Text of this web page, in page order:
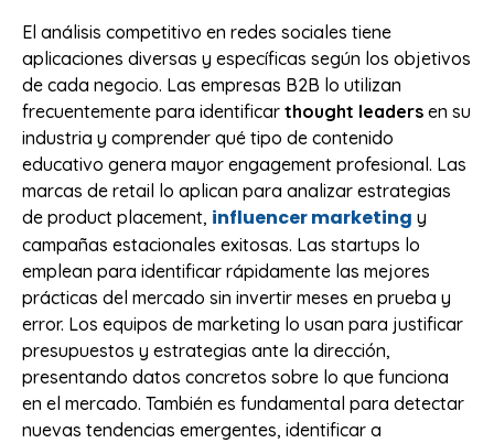
El análisis competitivo en redes sociales tiene
aplicaciones diversas y específicas según los objetivos
de cada negocio. Las empresas B2B lo utilizan
frecuentemente para identificar thought leaders en su
industria y comprender qué tipo de contenido
educativo genera mayor engagement profesional. Las
marcas de retail lo aplican para analizar estrategias
de product placement, influencer marketing y
campañas estacionales exitosas. Las startups lo
emplean para identificar rápidamente las mejores
prácticas del mercado sin invertir meses en prueba y
error. Los equipos de marketing lo usan para justificar
presupuestos y estrategias ante la dirección,
presentando datos concretos sobre lo que funciona
en el mercado. También es fundamental para detectar
nuevas tendencias emergentes, identificar a